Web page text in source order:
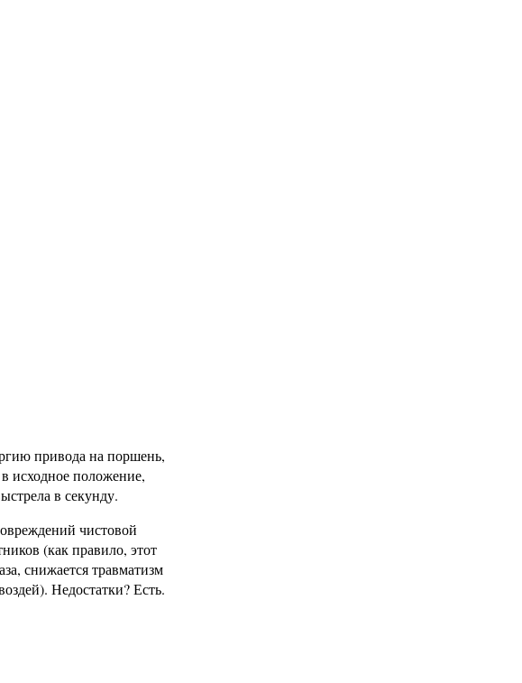
привода на поршень,
исходное положение,
в секунду.
чистовой
(как правило, этот
снижается травматизм
Недостатки? Есть.